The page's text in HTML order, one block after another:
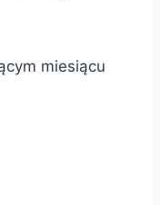
miesiącu